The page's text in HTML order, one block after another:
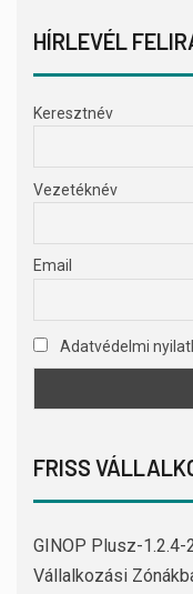
HÍRLEVÉL
Keresztnév
Vezetéknév
Email
Adatvédelmi
FRISS
GINOP Plusz-1.2.4-
Vállalkozási